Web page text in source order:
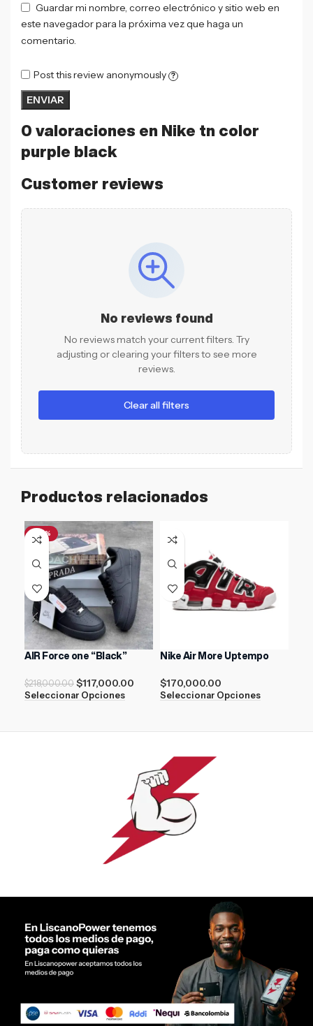
0 valoraciones en Nike tn color
purple black
Customer reviews
No reviews found
No reviews match your current filters. Try
adjusting or clearing your filters to see more
reviews.
Clear all filters
Guardar mi nombre, correo electrónico y sitio web en
este navegador para la próxima vez que haga un
comentario.
Post this review anonymously ?
Productos relacionados
-46%
AIR Force one “Black”
$218,000.00 $117,000.00
Seleccionar Opciones
Nike Air More Uptempo
$170,000.00
Seleccionar Opciones